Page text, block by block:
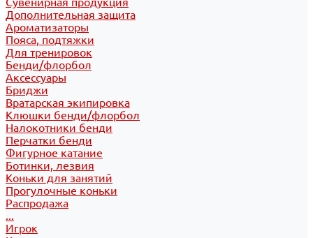
Дополнительная защита
Ароматизаторы
Пояса, подтяжки
Для тренировок
Бенди/флорбол
Аксессуары
Бриджи
Вратарская экипировка
Клюшки бенди/флорбол
Налокотники бенди
Перчатки бенди
Фигурное катание
Ботинки, лезвия
Коньки для занятий
Прогулочные коньки
Распродажа
...
Игрок